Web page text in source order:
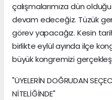
çalışmalarımıza dün
devam edeceğiz. Tüzük
görev yapacağız. Kesin
birlikte eylül ayında ilçe
büyük kongremizi
"ÜYELERİN DOĞRUDAN
NİTELİĞİNDE"